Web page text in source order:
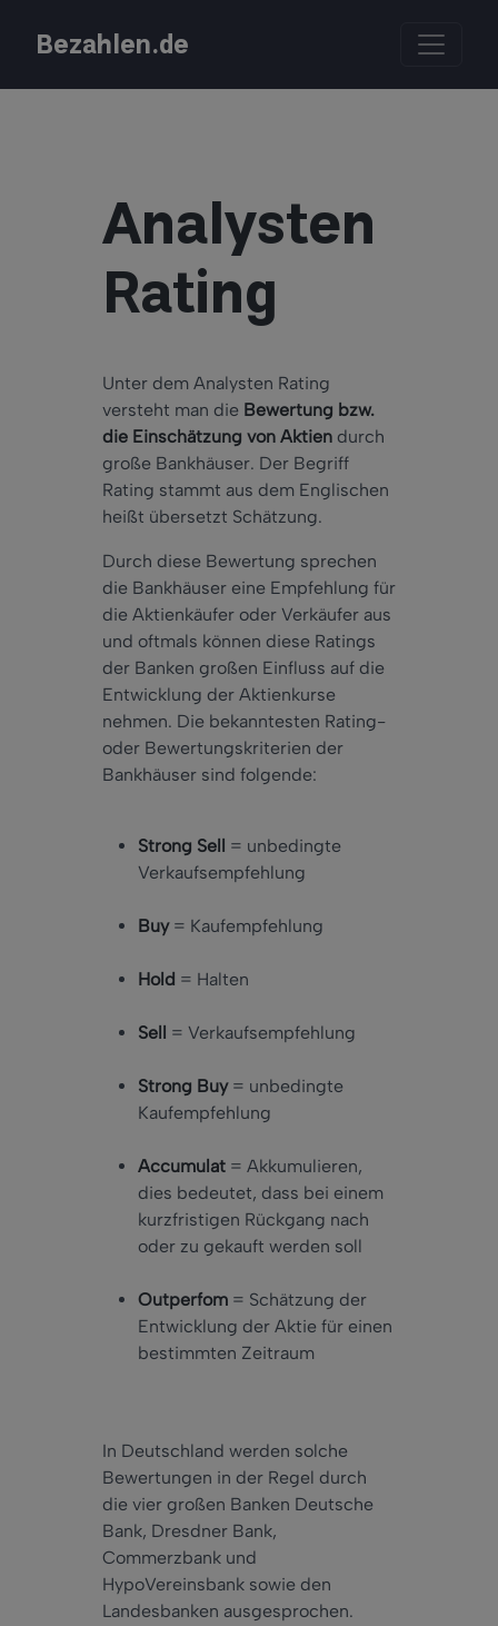
Bezahlen.de
Analysten
Rating
Unter dem Analysten Rating
versteht man die Bewertung bzw.
die Einschätzung von Aktien durch
große Bankhäuser. Der Begriff
Rating stammt aus dem Englischen
heißt übersetzt Schätzung.
Durch diese Bewertung sprechen
die Bankhäuser eine Empfehlung für
die Aktienkäufer oder Verkäufer aus
und oftmals können diese Ratings
der Banken großen Einfluss auf die
Entwicklung der Aktienkurse
nehmen. Die bekanntesten Rating-
oder Bewertungskriterien der
Bankhäuser sind folgende:
Strong Sell
= unbedingte
Verkaufsempfehlung
Buy= Kaufempfehlung
Hold = Halten
Sell = Verkaufsempfehlung
Strong Buy= unbedingte
Kaufempfehlung
Accumulat = Akkumulieren,
dies bedeutet, dass bei einem
kurzfristigen Rückgang nach
oder zu gekauft werden soll
Outperfom = Schätzung der
Entwicklung der Aktie für einen
bestimmten Zeitraum
In Deutschland werden solche
Bewertungen in der Regel durch
die vier großen Banken Deutsche
Bank, Dresdner Bank,
Commerzbank und
HypoVereinsbank sowie den
Landesbanken ausgesprochen.